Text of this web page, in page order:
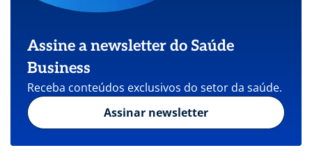
Assine a newsletter do Saúde
Business
Receba conteúdos exclusivos do setor da saúde.
Assinar newsletter